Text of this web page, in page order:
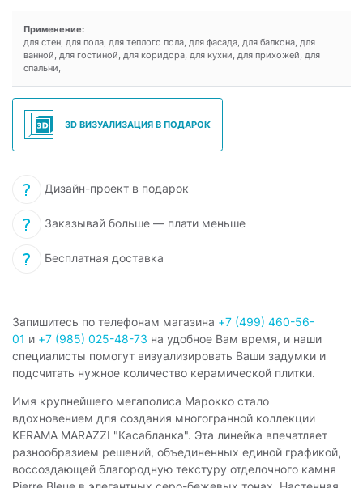
Применение:
для стен, для пола, для теплого пола, для фасада, для балкона, для
ванной, для гостиной, для коридора, для кухни, для прихожей, для
спальни,
3D ВИЗУАЛИЗАЦИЯ В ПОДАРОК
Дизайн-проект в подарок
Заказывай больше — плати меньше
Бесплатная доставка
Запишитесь по телефонам магазина +7 (499) 460-56-
01 и +7 (985) 025-48-73 на удобное Вам время, и наши
специалисты помогут визуализировать Ваши задумки и
подсчитать нужное количество керамической плитки.
Имя крупнейшего мегаполиса Марокко стало
вдохновением для создания многогранной коллекции
KERAMA MARAZZI "Касабланка". Эта линейка впечатляет
разнообразием решений, объединенных единой графикой,
воссоздающей благородную текстуру отделочного камня